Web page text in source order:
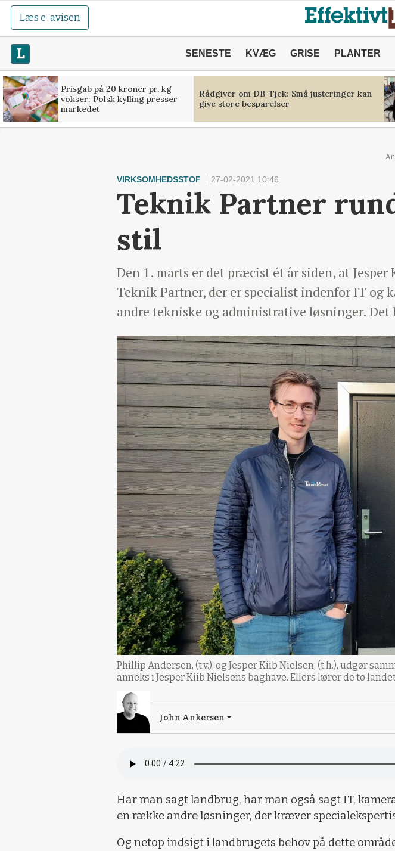
Læs e-avisen
SENESTE KVÆG GRISE PLANTER
Prisgab på 20 kroner pr. kg
vokser: Polsk kylling presser
markedet
Rådgiver om DB-Tjek: Små justeringer kan
give store besparelser
VIRKSOMHEDSSTOF 27-02-2021 10:46
Teknik Partner
stil
Den 1. marts er det præcist ét år siden, at
Teknik Partner, der er specialist indenfor IT og
andre tekniske og administrative løsninger.
Phillip Andersen, (t.v.), og Jesper Kiib Nielsen, (t.h.), udgør
anneks i Jesper Kiib Nielsens baghave. Ellers kører de to
John Ankersen
Har man sagt landbrug, har man også sagt IT,
en række andre løsninger, der kræver
Og netop indsigt i landbrugets behov på dette